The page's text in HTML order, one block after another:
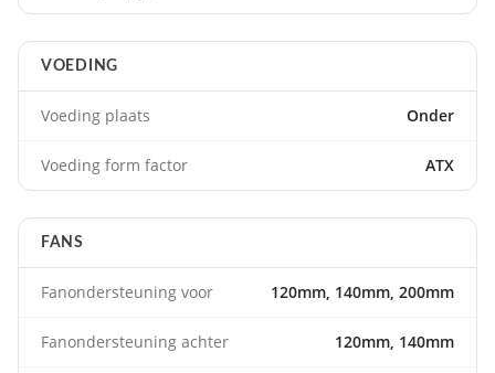
VOEDING
Voeding plaats Onder
Voeding form factor ATX
FANS
Fanondersteuning voor 120mm, 140mm, 200mm
Fanondersteuning achter 120mm, 140mm